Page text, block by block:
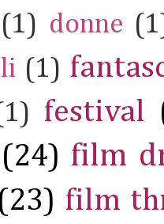
(1) donne
(1)
festival
(24) film
(23) film